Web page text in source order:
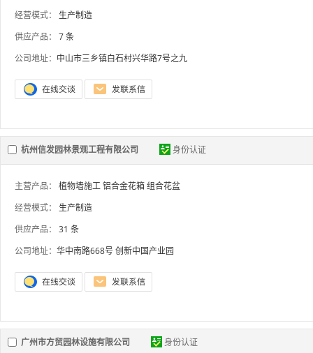
经营模式：
生产制造
供应产品：
7 条
公司地址： 中山市三乡镇白石村兴华路7号之九
杭州信发园林景观工程有限公司 身份认证
主营产品： 植物墙施工铝合金花箱组合花盆
经营模式：
生产制造
供应产品：
31 条
公司地址： 华中南路668号 创新中国产业园
广州市方贸园林设施有限公司 身份认证